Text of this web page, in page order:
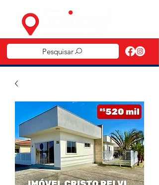
Pesquisar